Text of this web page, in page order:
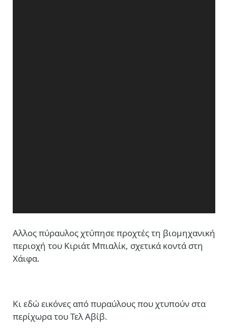
Αλλος πύραυλος χτύπησε προχτές τη βιομηχανική
περιοχή του Kιριάτ Μπιαλίκ, σχετικά κοντά στη
Χάιφα.
Κι εδώ εικόνες από πυραύλους που χτυπούν στα
περίχωρα του Τελ Αβίβ.